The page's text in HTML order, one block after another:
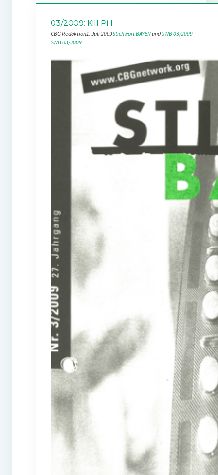
03/2009: Kill Pill
CBG Redaktion1. Juli 2009Stichwort BAYER und SWB 03/2009
SWB 03/2009